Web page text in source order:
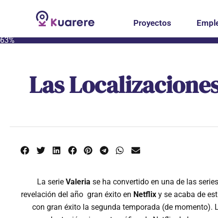
Proyectos
63%
Las
La serieValeria se ha convertido en una de las
revelación del año gran éxito en Netflixy se acaba de
con gran éxito la segunda temporada (de momento).